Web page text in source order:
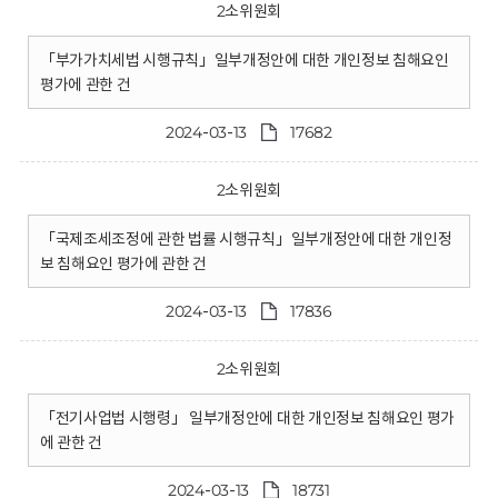
2소위원회
「부가가치세법 시행규칙」일부개정안에 대한 개인정보 침해요인
평가에 관한 건
2024-03-13 17682
2소위원회
「국제조세조정에 관한 법률 시행규칙」일부개정안에 대한 개인정
보 침해요인 평가에 관한 건
2024-03-13 17836
2소위원회
「전기사업법 시행령」 일부개정안에 대한 개인정보 침해요인 평가
에 관한 건
2024-03-13 18731